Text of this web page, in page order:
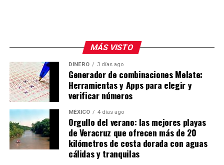
MÁS VISTO
DINERO 3 días ago
Generador de combinaciones Melate:
Herramientas y Apps para elegir y
verificar números
MÉXICO 4 días ago
Orgullo del verano: las mejores playas
de Veracruz que ofrecen más de 20
kilómetros de costa dorada con aguas
cálidas y tranquilas